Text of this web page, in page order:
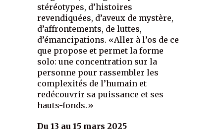
stéréotypes, d’histoires
revendiquées, d’aveux de mystère,
d’affrontements, de luttes,
d’émancipations. «Aller à l’os de ce
que propose et permet la forme
solo: une concentration sur la
personne pour rassembler les
complexités de l’humain et
redécouvrir sa puissance et ses
hauts-fonds.»
Du 13 au 15 mars 2025